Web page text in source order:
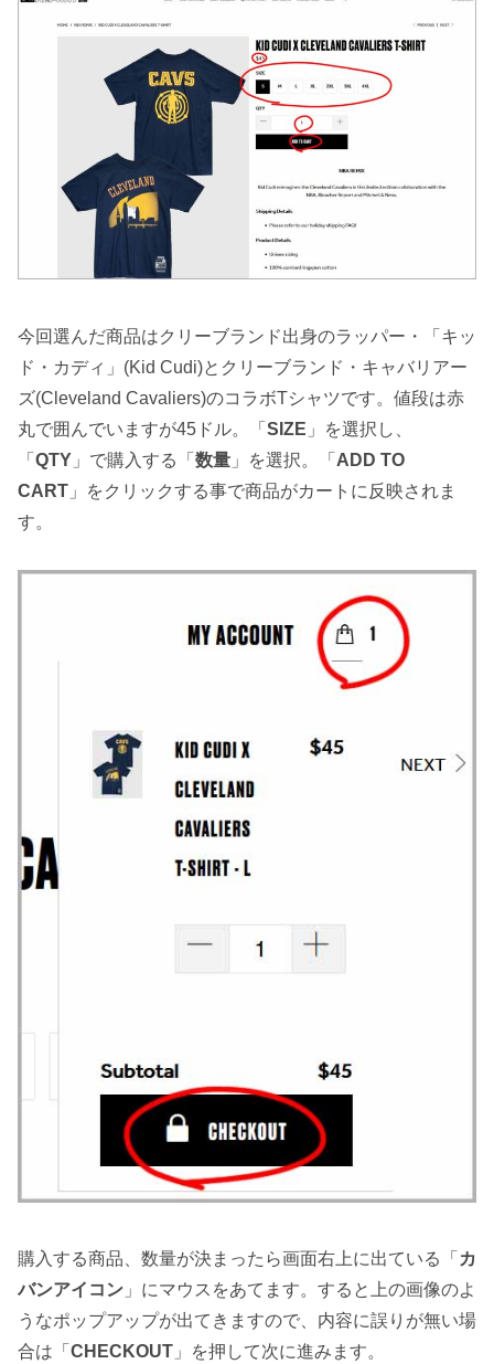
今回選んだ商品はクリーブランド出身のラッパー・「キッ
ド・カディ」(Kid Cudi)とクリーブランド・キャバリアー
ズ(Cleveland Cavaliers)のコラボTシャツです。値段は赤
丸で囲んでいますが45ドル。「 SIZE 」を選択し、
「 QTY 」で購入する「 数量 」を選択。「 ADD TO
CART 」をクリックする事で商品がカートに反映されま
す。
購入する商品、数量が決まったら画面右上に出ている「 カ
バンアイコン 」にマウスをあてます。すると上の画像のよ
うなポップアップが出てきますので、内容に誤りが無い場
合は「 CHECKOUT 」を押して次に進みます。